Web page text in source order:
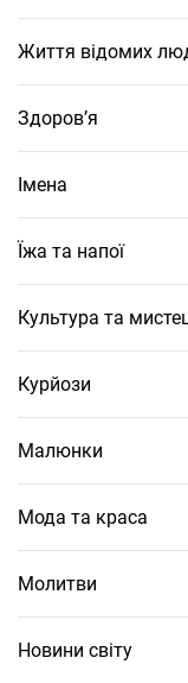
Життя відомих
Здоров’я
Імена
Їжа та напої
Культура та
Курйози
Малюнки
Мода та краса
Молитви
Новини світу